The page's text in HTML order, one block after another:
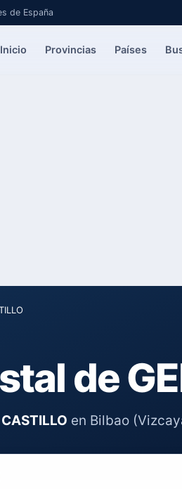
de España
Inicio Provincias Países
de
en Bilbao